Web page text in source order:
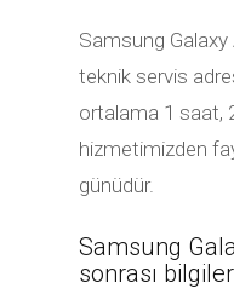
Samsung
teknik servis
ortalama 1 saat,
hizmetimizden
günüdür.
Samsung
sonrası